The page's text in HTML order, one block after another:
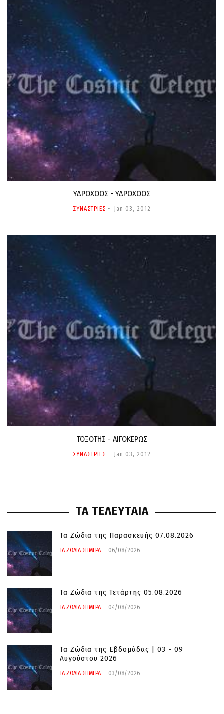
ΥΔΡΟΧΟΟΣ - ΥΔΡΟΧΟΟΣ
ΣΥΝΑΣΤΡΙΕΣ Jan 03, 2012
ΤΟΞΟΤΗΣ - ΑΙΓΟΚΕΡΩΣ
ΣΥΝΑΣΤΡΙΕΣ Jan 03, 2012
ΤΑ ΤΕΛΕΥΤΑΙΑ
Τα Ζώδια της Παρασκευής 07.08.2026
ΤΑ ΖΩΔΙΑ ΣΗΜΕΡΑ 06/08/2026
Τα Ζώδια της Τετάρτης 05.08.2026
ΤΑ ΖΩΔΙΑ ΣΗΜΕΡΑ 04/08/2026
Τα Ζώδια της Εβδομάδας | 03 - 09
Αυγούστου 2026
ΤΑ ΖΩΔΙΑ ΣΗΜΕΡΑ 03/08/2026